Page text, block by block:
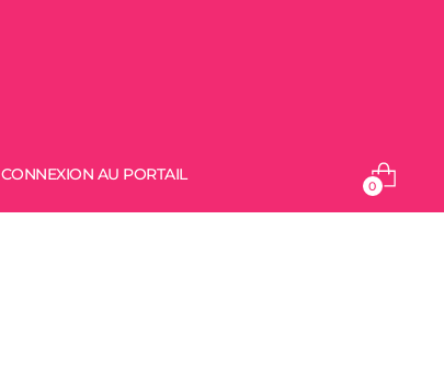
CONNEXION AU PORTAIL
0